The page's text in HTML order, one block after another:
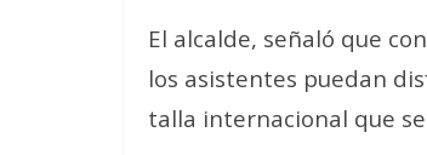
El alcalde, señaló que
los asistentes puedan
talla internacional que